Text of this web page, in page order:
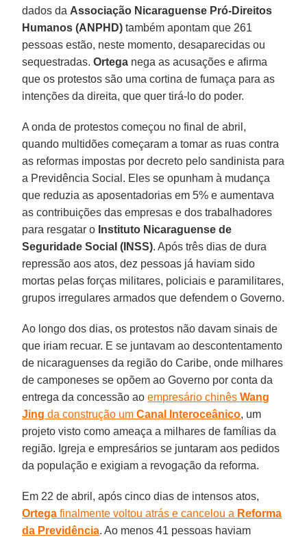
dados da Associação Nicaraguense Pró-Direitos
Humanos (ANPHD) também apontam que 261
pessoas estão, neste momento, desaparecidas ou
sequestradas.Ortega nega as acusações e afirma
que os protestos são uma cortina de fumaça para as
intenções da direita, que quer tirá-lo do poder.
A onda de protestos começou no final de abril,
quando multidões começaram a tomar as ruas contra
as reformas impostas por decreto pelo sandinista para
a Previdência Social. Eles se opunham à mudança
que reduzia as aposentadorias em 5% e aumentava
as contribuições das empresas e dos trabalhadores
para resgatar o Instituto Nicaraguense de
Seguridade Social (INSS). Após três dias de dura
repressão aos atos, dez pessoas já haviam sido
mortas pelas forças militares, policiais e paramilitares,
grupos irregulares armados que defendem o Governo.
Ao longo dos dias, os protestos não davam sinais de
que iriam recuar. E se juntavam ao descontentamento
de nicaraguenses da região do Caribe, onde milhares
de camponeses se opõem ao Governo por conta da
entrega da concessão aoempresário chinêsWang
Jing da construção umCanal Interoceânico, um
projeto visto como ameaça a milhares de famílias da
região. Igreja e empresários se juntaram aos pedidos
da população e exigiam a revogação da reforma.
Em 22 de abril, após cinco dias de intensos atos,
Ortega finalmente voltou atrás e cancelou a Reforma
da Previdência. Ao menos 41 pessoas haviam